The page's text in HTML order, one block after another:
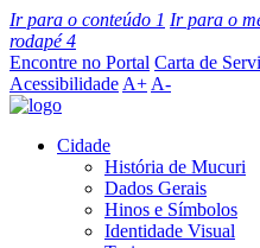
Ir para o conteúdo 1 Ir para o
rodapé4
Encontre no Portal Carta de
Acessibilidade A+ A-
Cidade
História de Mucuri
Dados Gerais
Hinos e Símbolos
Identidade Visual